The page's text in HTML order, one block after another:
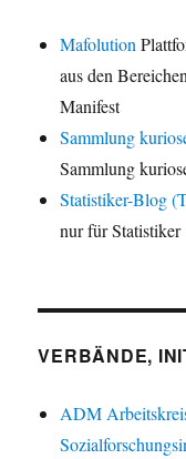
Mafolution
aus den
Manifest
Sammlung
Sammlung
Statistiker-Blog
nur für Statistiker
VERBÄNDE,
ADM